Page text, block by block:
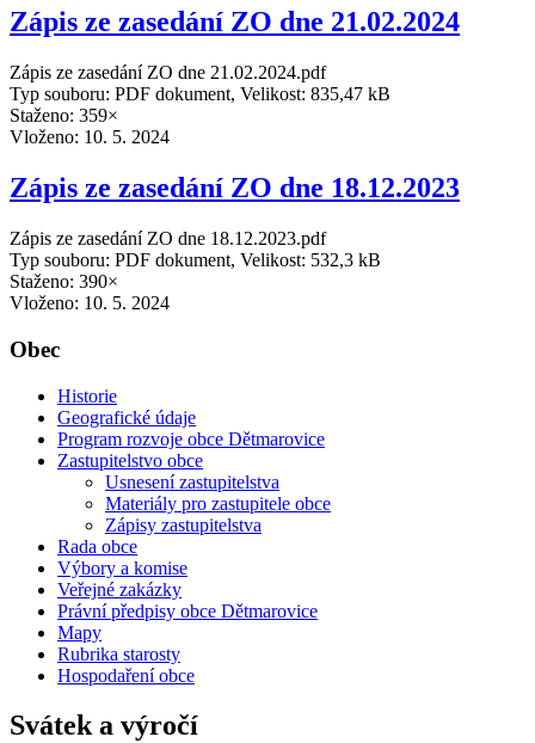
Zápis ze zasedání ZO dne 21.02.2024
Zápis ze zasedání ZO dne 21.02.2024.pdf
Typ souboru: PDF dokument, Velikost: 835,47 kB
Staženo: 359×
Vloženo: 10. 5. 2024
Zápis ze zasedání ZO dne 18.12.2023
Zápis ze zasedání ZO dne 18.12.2023.pdf
Typ souboru: PDF dokument, Velikost: 532,3 kB
Staženo: 390×
Vloženo: 10. 5. 2024
Obec
Historie
Geografické údaje
Program rozvoje obce Dětmarovice
Zastupitelstvo obce
Usnesení zastupitelstva
Materiály pro zastupitele obce
Zápisy zastupitelstva
Rada obce
Výbory a komise
Veřejné zakázky
Právní předpisy obce Dětmarovice
Mapy
Rubrika starosty
Hospodaření obce
Svátek a výročí